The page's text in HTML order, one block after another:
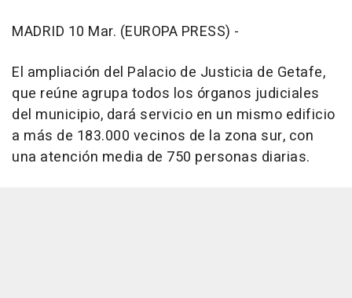
MADRID 10 Mar. (EUROPA PRESS) -
El ampliación del Palacio de Justicia de Getafe,
que reúne agrupa todos los órganos judiciales
del municipio, dará servicio en un mismo edificio
a más de 183.000 vecinos de la zona sur, con
una atención media de 750 personas diarias.